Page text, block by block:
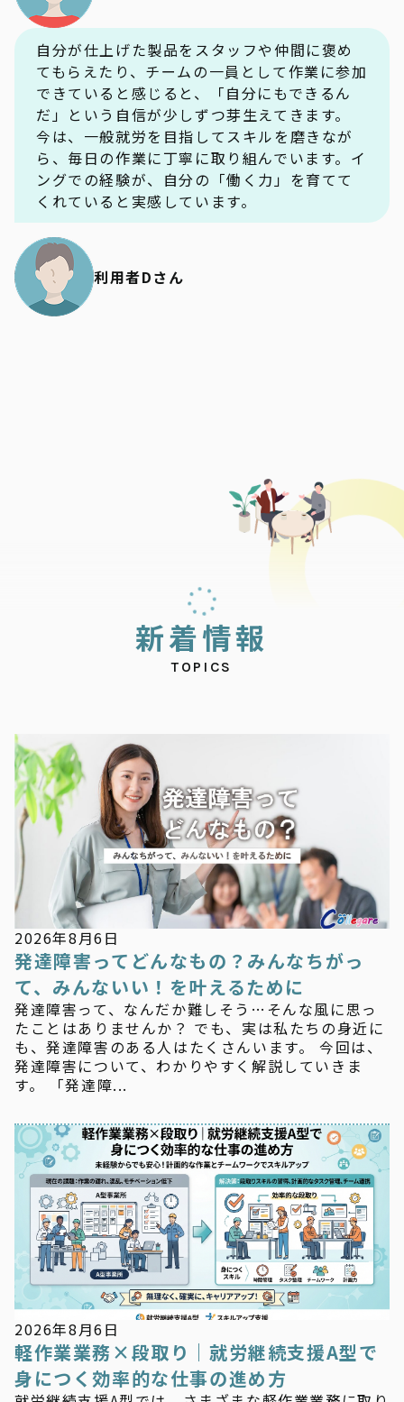
自分が仕上げた製品をスタッフや仲間に褒め
てもらえたり、チームの一員として作業に参加
できていると感じると、「自分にもできるん
だ」という自信が少しずつ芽生えてきます。
今は、一般就労を目指してスキルを磨きなが
ら、毎日の作業に丁寧に取り組んでいます。イ
ングでの経験が、自分の「働く力」を育てて
くれていると実感しています。
利用者Dさん
新着情報
TOPICS
新着情報
2026年8月6日
発達障害ってどんなもの？みんなちがっ
て、みんないい！を叶えるために
発達障害って、なんだか難しそう…そんな風に思っ
たことはありませんか？ でも、実は私たちの身近に
も、発達障害のある人はたくさんいます。 今回は、
発達障害について、わかりやすく解説していきま
す。 「発達障...
新着情報
2026年8月6日
軽作業業務×段取り｜就労継続支援A型で
身につく効率的な仕事の進め方